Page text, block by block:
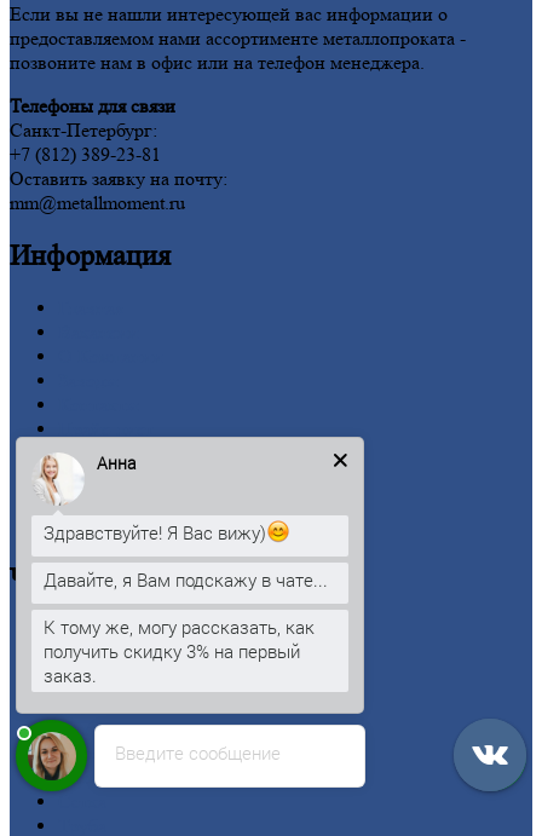
Если вы не нашли интересующей вас информации о
предоставляемом нами ассортименте металлопроката -
позвоните нам в офис или на телефон менеджера.
Телефоны для связи
Санкт-Петербург:
+7 (812) 389-23-81
Оставить заявку на почту:
mm@metallmoment.ru
Информация
Новости
Личный
Оформление
Оплата
Черныйметаллопрокат
Арматура
Двутавроваябалка (двутавр)
Квадрат
Лист
Проволока
Рельсы
Введите сообщение
Анна
Здравствуйте! Я Вас вижу)
Давайте, я Вам подскажу в чате...
К тому же, могу рассказать, как
получить скидку 3% на первый
заказ.